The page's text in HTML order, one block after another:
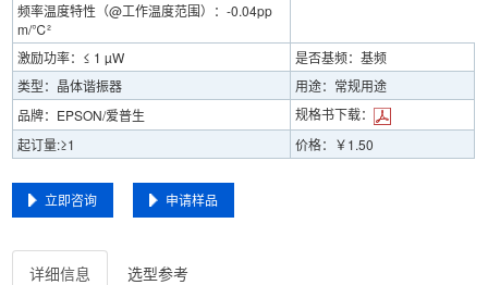
频率温度特性（@工作温度范围）：-0.04pp
m/℃²
激励功率：≤ 1 µW
是否基频：基频
类型：晶体谐振器
用途：常规用途
品牌：EPSON/爱普生
规格书下载：
起订量:≥1
价格：￥1.50
立即咨询 申请样品
详细信息 选型参考